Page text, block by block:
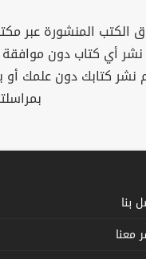
الكتب المنشورة عبر
نشر أي كتاب دون
نشر كتابك دون علمك أو
بنا
معنا